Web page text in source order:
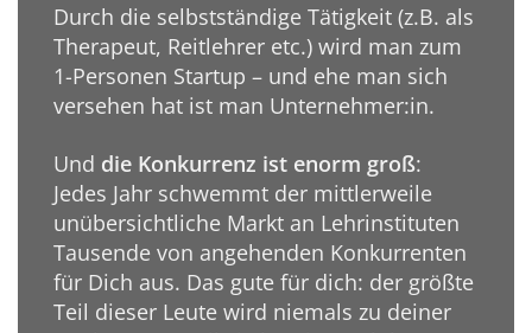
Durch die selbstständige Tätigkeit (z.B. als
Therapeut, Reitlehrer etc.) wird man zum
1-Personen Startup – und ehe man sich
versehen hat ist man Unternehmer:in.
Und die Konkurrenz ist enorm groß:
Jedes Jahr schwemmt der mittlerweile
unübersichtliche Markt an Lehrinstituten
Tausende von angehenden Konkurrenten
für Dich aus. Das gute für dich: der größte
Teil dieser Leute wird niemals zu deiner